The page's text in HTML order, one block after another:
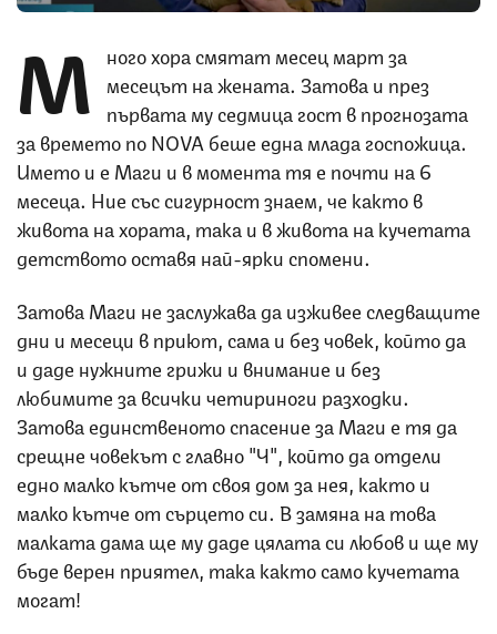
М
ного хора смятат месец март за
месецът на жената. Затова и през
първата му седмица гост в прогнозата
за времето по NOVA беше една млада госпожица.
Името и е Маги и в момента тя е почти на 6
месеца. Ние със сигурност знаем, че както в
живота на хората, така и в живота на кучетата
детството оставя най-ярки спомени.
Затова Маги не заслужава да изживее следващите
дни и месеци в приют, сама и без човек, който да
и даде нужните грижи и внимание и без
любимите за всички четириноги разходки.
Затова единственото спасение за Маги е тя да
срещне човекът с главно "Ч", който да отдели
едно малко кътче от своя дом за нея, както и
малко кътче от сърцето си. В замяна на това
малката дама ще му даде цялата си любов и ще му
бъде верен приятел, така както само кучетата
могат!